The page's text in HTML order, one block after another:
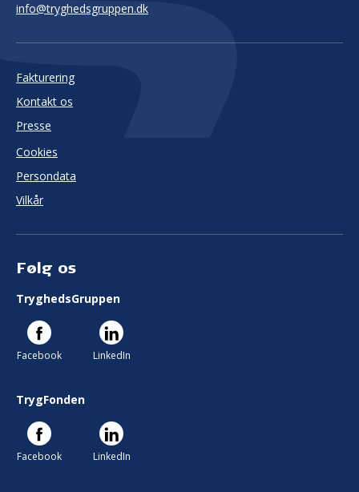
info@tryghedsgruppen.dk
Fakturering
Kontakt os
Presse
Cookies
Persondata
Vilkår
Følg os
TryghedsGruppen
Facebook LinkedIn
TrygFonden
Facebook LinkedIn